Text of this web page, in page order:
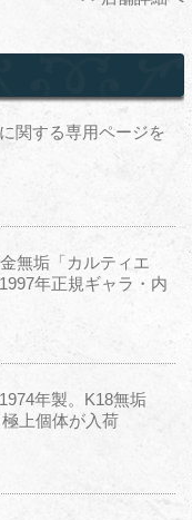
関する専用ページを
無垢「カルティエ
年正規ギャラ・内
年製。K18無垢
極上個体が入荷